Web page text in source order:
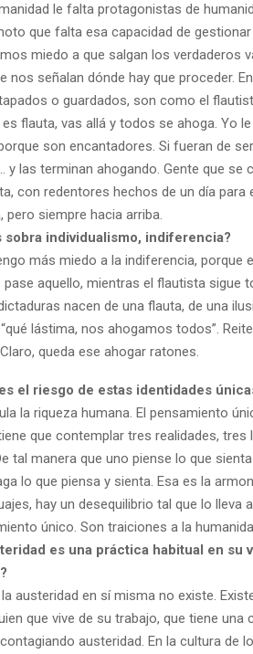
le falta protagonistas de
que falta esa capacidad de
miedo a que salgan los verdaderos
nos señalan dónde hay que proceder.
o guardados, son como el
flauta, vas allá y todos se ahoga. Yo
son encantadores. Si fueran de
y las terminan ahogando. Gente que se
con redentores hechos de un día
pero siempre hacia arriba.
sobra individualismo, indiferencia?
más miedo a la indiferencia, porque
pase aquello, mientras el flautista sigue
nacen de una flauta, de una
lástima, nos ahogamos todos”.
queda ese ahogar ratones.
el riesgo de estas identidades
la riqueza humana. El pensamiento
que contemplar tres realidades,
tal manera que uno piense lo que
lo que piensa y sienta. Esa es la
hay un desequilibrio tal que lo
único. Son traiciones a la
es una práctica habitual en su
austeridad en sí misma no existe.
que vive de su trabajo, que tiene
austeridad. En la cultura de